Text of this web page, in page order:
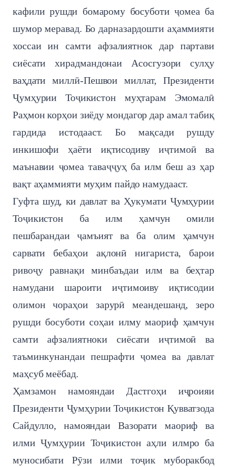
кафили рушди бомарому босуботи ҷомеа ба
шумор меравад. Бо дарназардошти аҳаммияти
хоссаи ин самти афзалиятнок дар партави
сиёсати хирадмандонаи Асосгузори сулҳу
ваҳдати миллӣ-Пешвои миллат, Президенти
Ҷумҳурии Тоҷикистон муҳтарам Эмомалӣ
Раҳмон корҳои зиёду мондагор дар амал табиқ
гардида истодааст. Бо мақсади рушду
инкишофи ҳаёти иқтисодиву иҷтимоӣ ва
маънавии ҷомеа таваҷҷуҳ ба илм беш аз ҳар
вақт аҳаммияти муҳим пайдо намудааст.
Гуфта шуд, ки давлат ва Ҳукумати Ҷумҳурии
Тоҷикистон ба илм ҳамчун омили
пешбарандаи ҷамъият ва ба олим ҳамчун
сарвати бебаҳои ақлонӣ нигариста, барои
ривоҷу равнақи минбаъдаи илм ва беҳтар
намудани шароити иҷтимоиву иқтисодии
олимон чораҳои зарурӣ меандешанд, зеро
рушди босуботи соҳаи илму маориф ҳамчун
самти афзалиятноки сиёсати иҷтимоӣ ва
таъминкунандаи пешрафти ҷомеа ва давлат
маҳсуб меёбад.
Ҳамзамон намояндаи Дастгоҳи иҷроияи
Президенти Ҷумҳурии Тоҷикистон Қувватзода
Сайдулло, намояндаи Вазорати маориф ва
илми Ҷумҳурии Тоҷикистон аҳли илмро ба
муносибати Рӯзи илми тоҷик муборакбод